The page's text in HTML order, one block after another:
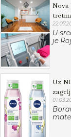
Nova
U
je
Uz